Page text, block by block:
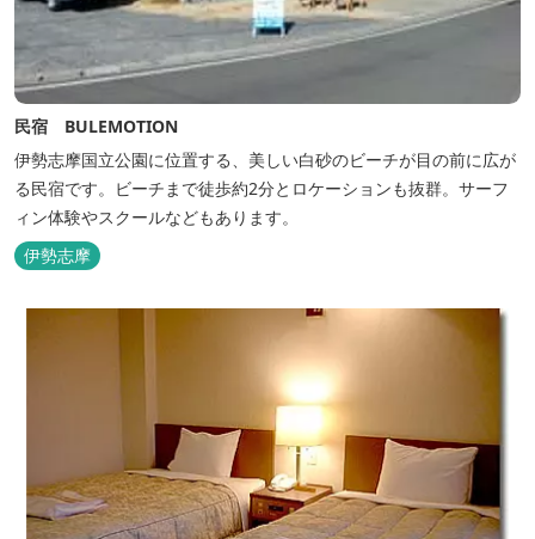
民宿 BULEMOTION
伊勢志摩国立公園に位置する、美しい白砂のビーチが目の前に広が
る民宿です。ビーチまで徒歩約2分とロケーションも抜群。サーフ
ィン体験やスクールなどもあります。
伊勢志摩